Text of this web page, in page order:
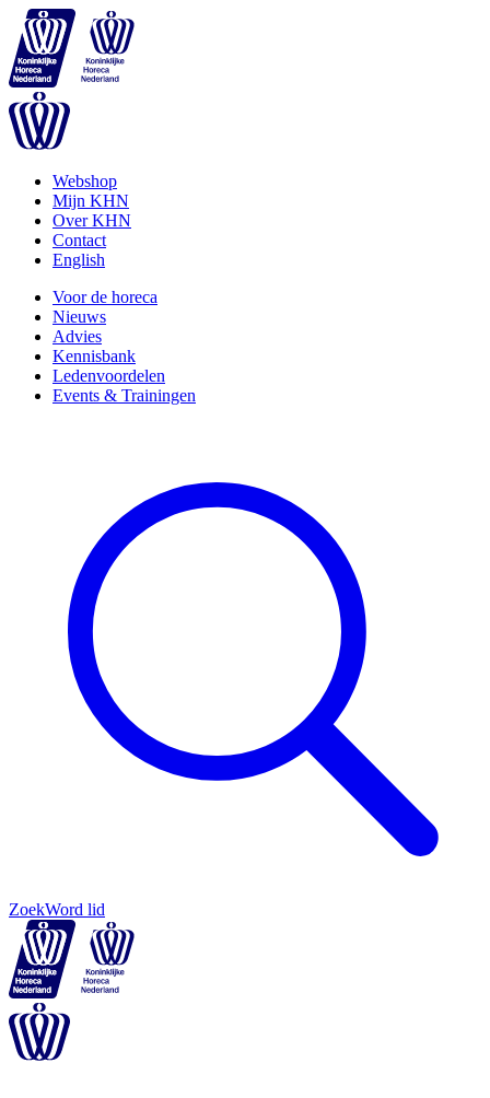
Webshop
Mijn KHN
Over KHN
Contact
English
Voor de horeca
Nieuws
Advies
Kennisbank
Ledenvoordelen
Events & Trainingen
ZoekWord lid